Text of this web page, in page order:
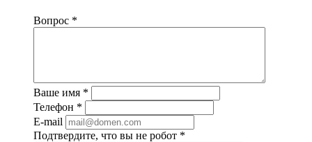
Вопрос *
Ваше имя *
Телефон *
E-mail
Подтвердите, что вы не робот *